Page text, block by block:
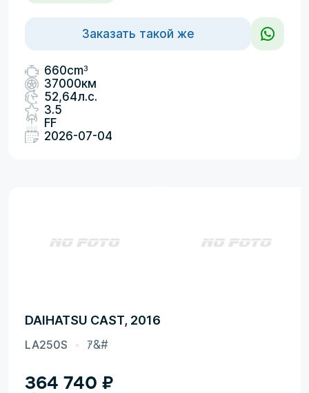
Заказать такой же
660cm3
37000км
52,64л.с.
3.5
FF
2026-07-04
DAIHATSU CAST, 2016
LA250S ｱ&#
364 740 ₽